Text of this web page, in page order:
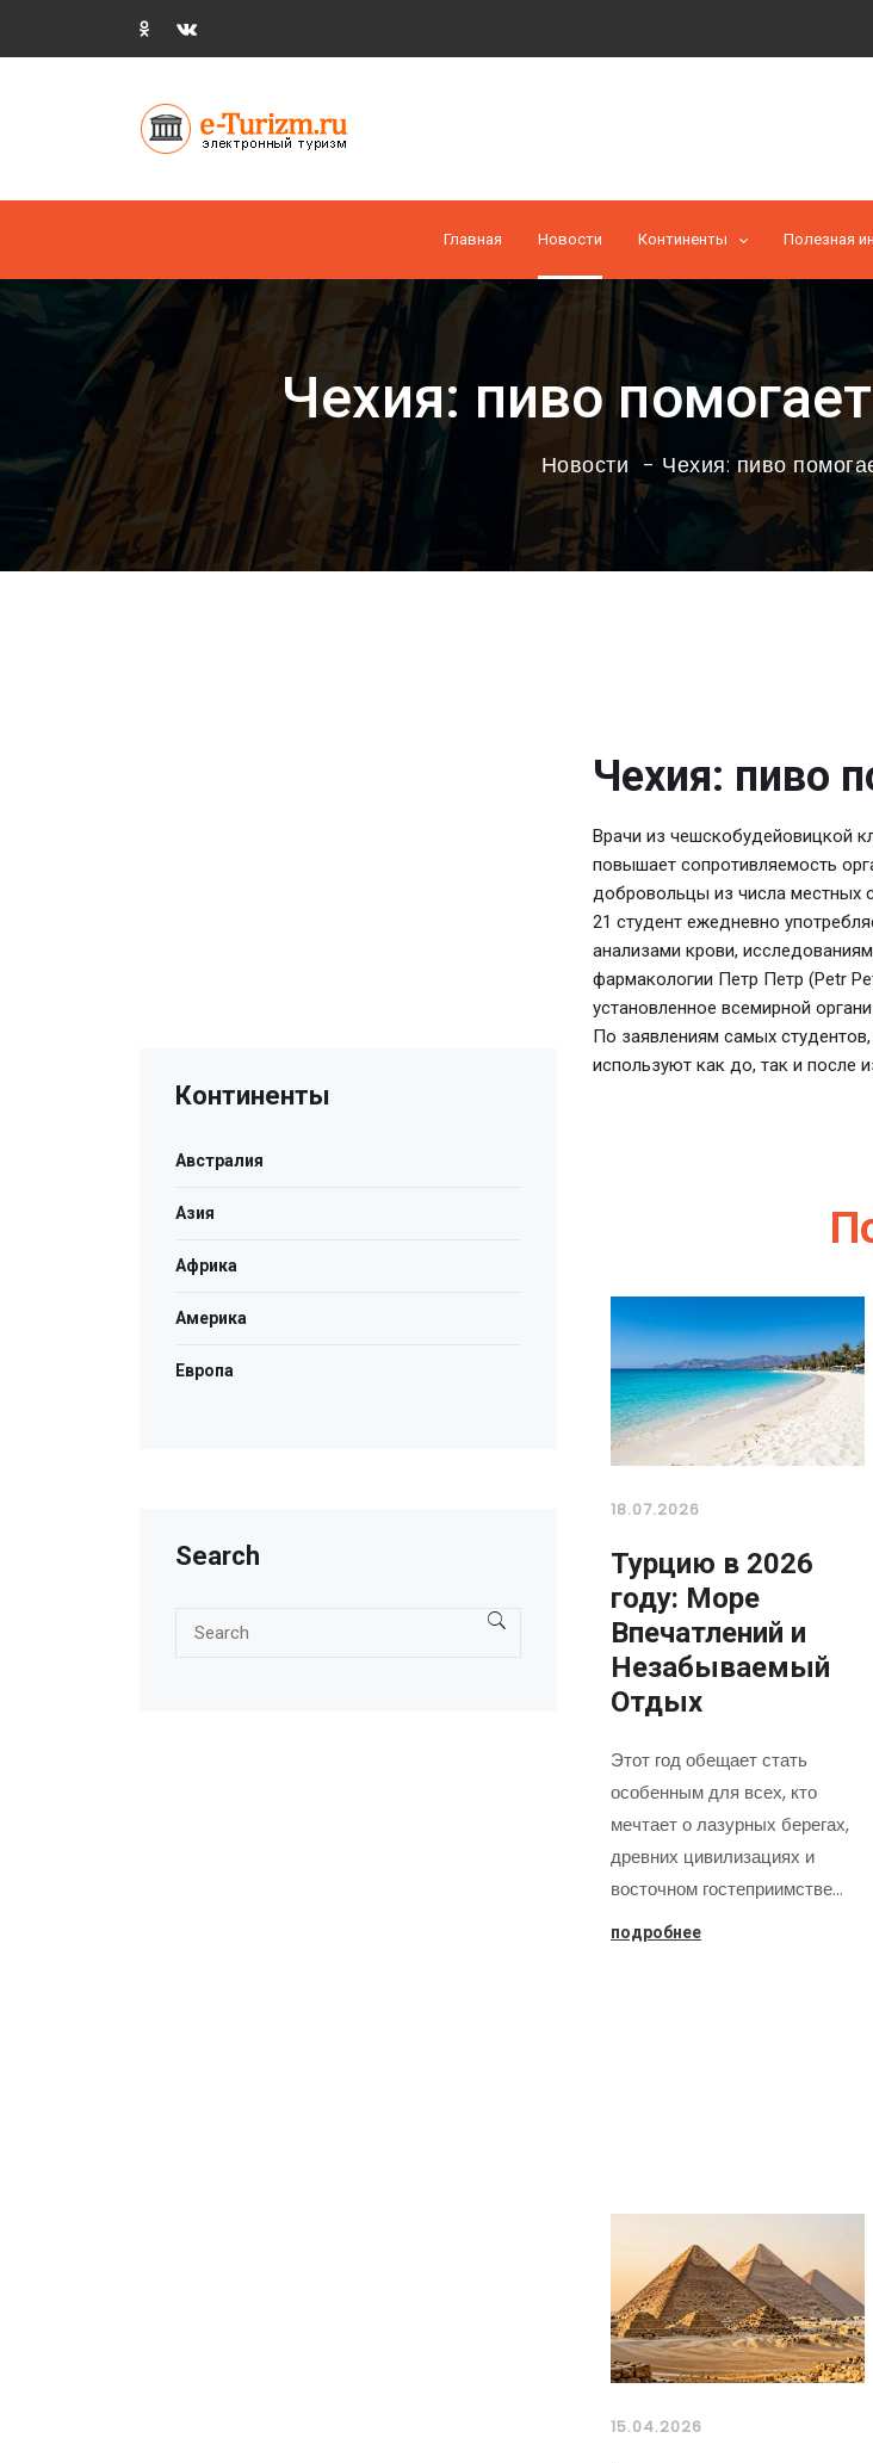
Главная Новости Континенты Полезная
Чехия: пиво
Новости Чехия: пиво
Чехия: пиво
Врачи из чешскобудейовицкой
повышает сопротивляемость
добровольцы из числа местных
21 студент ежедневно
анализами крови,
фармакологии Петр Петр (Petr
установленное всемирной
По заявлениям самых
используют как до, так и после
18.07.2026
Турцию в 2026
году: Море
Впечатлений и
Незабываемый
Отдых
Этот год обещает стать
особенным для всех, кто
мечтает о лазурных берегах,
древних цивилизациях и
восточном гостеприимстве…
подробнее
15.04.2026
Континенты
Австралия
Азия
Африка
Америка
Европа
Search